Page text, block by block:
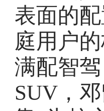
表面的
庭用户
满配智
SUV，